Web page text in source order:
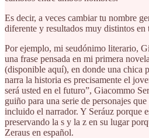
Es decir, a veces cambiar tu nombre
diferente y resultados muy distintos en
Por ejemplo, mi seudónimo literario,
una frase pensada en mi primera
(disponible aquí), en donde una chica
narra la historia es precisamente el
será usted en el futuro”, Giacommo
guiño para una serie de personajes
incluido el narrador. Y Seráuz porque
preservando la s y la z en su lugar
Zeraus en español.